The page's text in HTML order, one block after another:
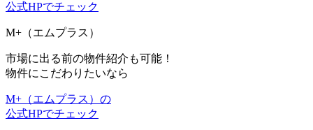
公式HPでチェック
M+（エムプラス）
市場に出る前の物件紹介も可能！
物件にこだわりたいなら
M+（エムプラス）の
公式HPでチェック